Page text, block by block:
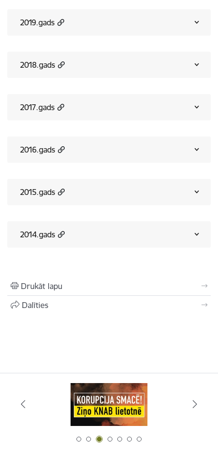
2019.gads
2018.gads
2017.gads
2016.gads
2015.gads
2014.gads
Drukāt lapu
Dalīties